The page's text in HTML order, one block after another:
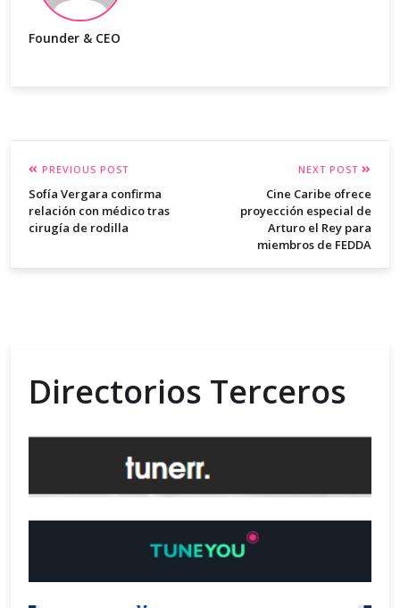
Founder & CEO
PREVIOUS POST
Sofía Vergara confirma
relación con médico tras
cirugía de rodilla
NEXT POST
Cine Caribe ofrece
proyección especial de
Arturo el Rey para
miembros de FEDDA
Directorios Terceros